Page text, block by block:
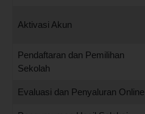
Aktivasi Akun
Pendaftaran dan Pemilihan
Sekolah
Evaluasi dan Penyaluran Online